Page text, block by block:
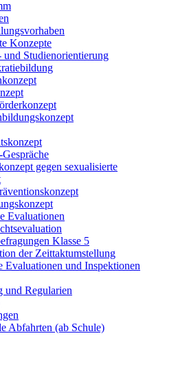
Konzepte
und Studienorientierung
gegen sexualisierte
Evaluationen
Klasse 5
der Zeittaktumstellung
Evaluationen und Inspektionen
und Regularien
Abfahrten (ab Schule)